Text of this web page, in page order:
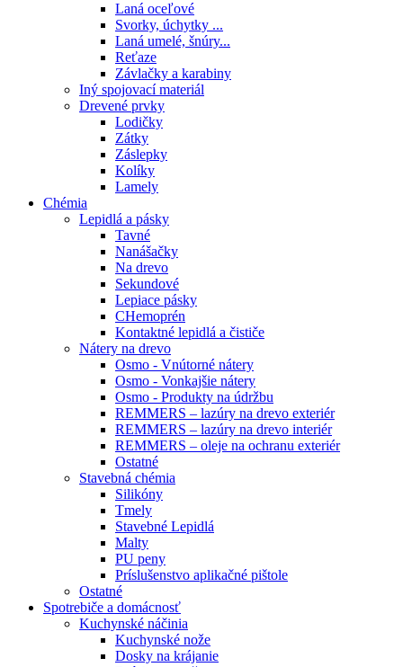
Laná oceľové
Svorky, úchytky ...
Laná umelé, šnúry...
Reťaze
Závlačky a karabiny
Iný spojovací materiál
Drevené prvky
Lodičky
Zátky
Záslepky
Kolíky
Lamely
Chémia
Lepidlá a pásky
Tavné
Nanášačky
Na drevo
Sekundové
Lepiace pásky
CHemoprén
Kontaktné lepidlá a čističe
Nátery na drevo
Osmo - Vnútorné nátery
Osmo - Vonkajšie nátery
Osmo - Produkty na údržbu
REMMERS – lazúry na drevo exteriér
REMMERS – lazúry na drevo interiér
REMMERS – oleje na ochranu exteriér
Ostatné
Stavebná chémia
Silikóny
Tmely
Stavebné Lepidlá
Malty
PU peny
Príslušenstvo aplikačné pištole
Ostatné
Spotrebiče a domácnosť
Kuchynské náčinia
Kuchynské nože
Dosky na krájanie